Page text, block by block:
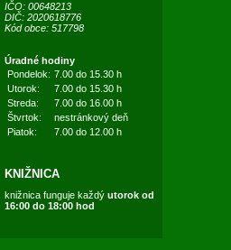
IČO: 00648213
DIČ: 2020618776
Kód obce: 517798
Úradné hodiny
Pondelok: 7.00 do 15.30 h
Utorok:
7.00 do 15.30 h
Streda:
7.00 do 16.00 h
Štvrtok:
nestránkový deň
Piatok:
7.00 do 12.00 h
KNIŽNICA
knižnica funguje každý utorok od
16:00 do 18:00 hod